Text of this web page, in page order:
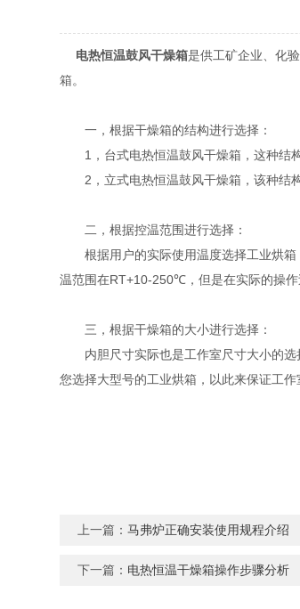
电热恒温鼓风干燥箱是供工矿企业、化
箱。
一，根据干燥箱的结构进行选择：
1，台式电热恒温鼓风干燥箱，这种结构
2，立式电热恒温鼓风干燥箱，该种结构
二，根据控温范围进行选择：
根据用户的实际使用温度选择工业烘箱
温范围在RT+10-250℃，但是在实际的操作
三，根据干燥箱的大小进行选择：
内胆尺寸实际也是工作室尺寸大小的选
您选择大型号的工业烘箱，以此来保证工
上一篇：马弗炉正确安装使用规程介绍
下一篇： 电热恒温干燥箱操作步骤分析